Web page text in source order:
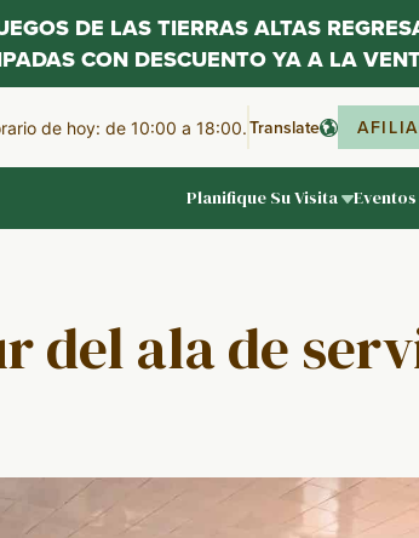
de hoy: de 10:00 a 18:00.Translate
Planifique Su Visita Eventos
del ala de
DE LAS TIERRAS ALTAS
CON DESCUENTO YA A LA